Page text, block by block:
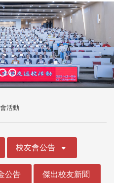
活動
校友會公告
公告 傑出校友新聞